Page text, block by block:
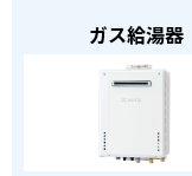
ガス給湯器